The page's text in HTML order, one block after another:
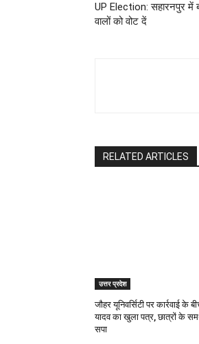
UP Election: सहारनपुर में
वालों को वोट दें
RELATED ARTICLES
उत्तर प्रदेश
जौहर यूनिवर्सिटी पर कार्रवाई के
यादव का खुला पत्र, छात्रों के
सपा